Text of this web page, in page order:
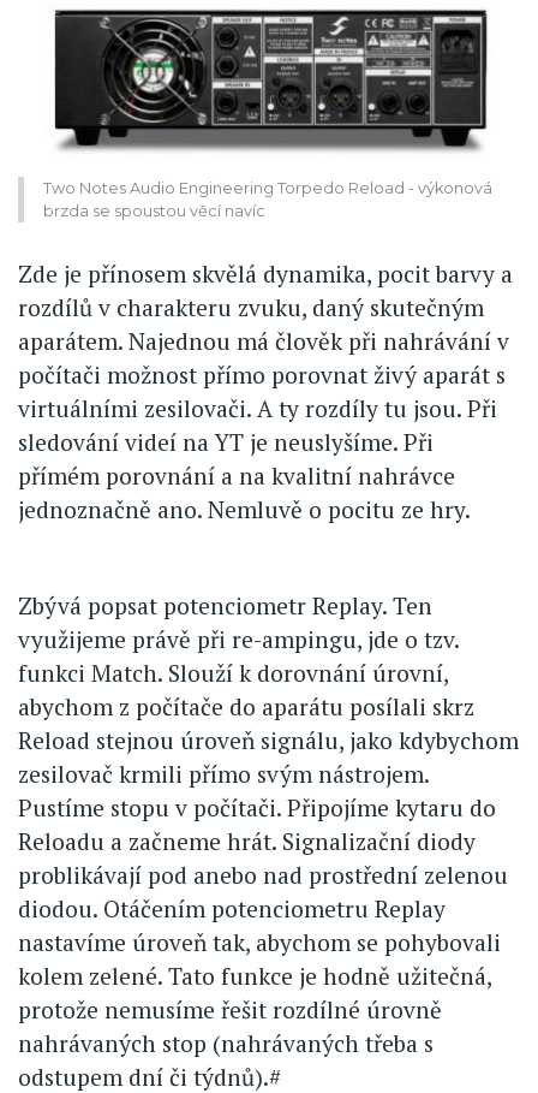
Two Notes Audio Engineering Torpedo Reload - výkonová
brzda se spoustou věcí navíc
Zde je přínosem skvělá dynamika, pocit barvy a
rozdílů v charakteru zvuku, daný skutečným
aparátem. Najednou má člověk při nahrávání v
počítači možnost přímo porovnat živý aparát s
virtuálními zesilovači. A ty rozdíly tu jsou. Při
sledování videí na YT je neuslyšíme. Při
přímém porovnání a na kvalitní nahrávce
jednoznačně ano. Nemluvě o pocitu ze hry.
Zbývá popsat potenciometr Replay. Ten
využijeme právě při re-ampingu, jde o tzv.
funkci Match. Slouží k dorovnání úrovní,
abychom z počítače do aparátu posílali skrz
Reload stejnou úroveň signálu, jako kdybychom
zesilovač krmili přímo svým nástrojem.
Pustíme stopu v počítači. Připojíme kytaru do
Reloadu a začneme hrát. Signalizační diody
problikávají pod anebo nad prostřední zelenou
diodou. Otáčením potenciometru Replay
nastavíme úroveň tak, abychom se pohybovali
kolem zelené. Tato funkce je hodně užitečná,
protože nemusíme řešit rozdílné úrovně
nahrávaných stop (nahrávaných třeba s
odstupem dní či týdnů).#